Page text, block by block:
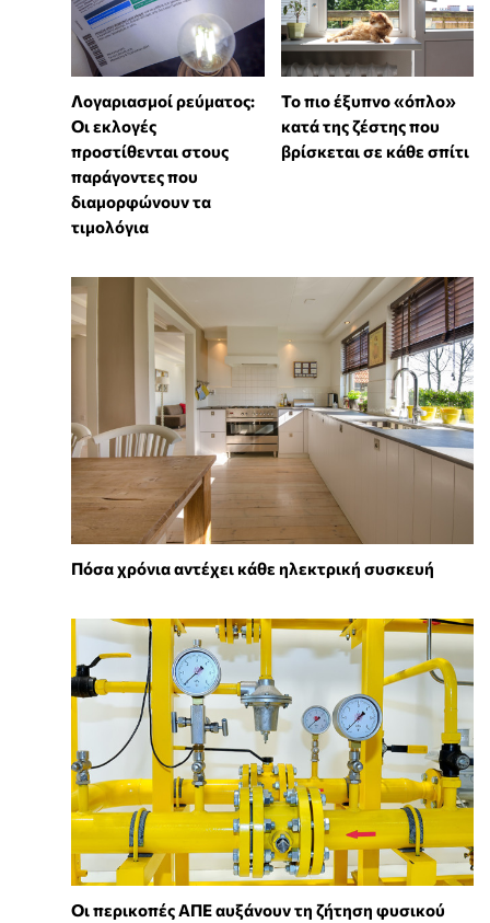
Λογαριασμοί ρεύματος:
Οι εκλογές
προστίθενται στους
παράγοντες που
διαμορφώνουν τα
τιμολόγια
To πιο έξυπνο «όπλο»
κατά της ζέστης που
βρίσκεται σε κάθε σπίτι
Πόσα χρόνια αντέχει κάθε ηλεκτρική συσκευή
Οι περικοπές ΑΠΕ αυξάνουν τη ζήτηση φυσικού